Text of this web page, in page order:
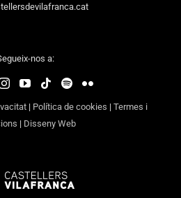
nos a:
| Política de cookies | Termes i
| Disseny Web